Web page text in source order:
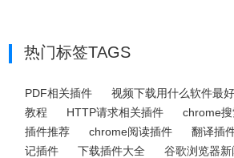
热门标签TAGS
PDF相关插件
视频下载用什么软件最好
教程
HTTP请求相关插件 chrome
插件推荐
chrome阅读插件 翻译插
记插件
下载插件大全 谷歌浏览器新